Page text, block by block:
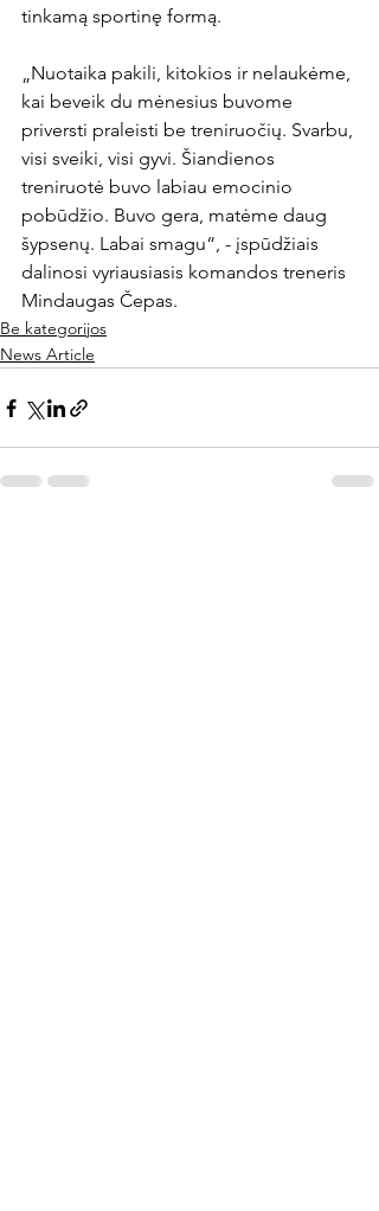
tinkamą sportinę formą.
„Nuotaika pakili, kitokios ir nelaukėme,
kai beveik du mėnesius buvome
priversti praleisti be treniruočių. Svarbu,
visi sveiki, visi gyvi. Šiandienos
treniruotė buvo labiau emocinio
pobūdžio. Buvo gera, matėme daug
šypsenų. Labai smagu“, - įspūdžiais
dalinosi vyriausiasis komandos treneris
Mindaugas Čepas.
Be kategorijos
News Article